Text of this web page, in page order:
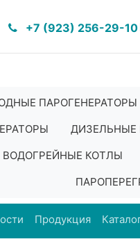
+7 (923) 256-29-10
ПАРОГЕНЕРАТОРЫ
ДИЗЕЛЬНЫЕ
ВОДОГРЕЙНЫЕ КОТЛЫ
Продукция